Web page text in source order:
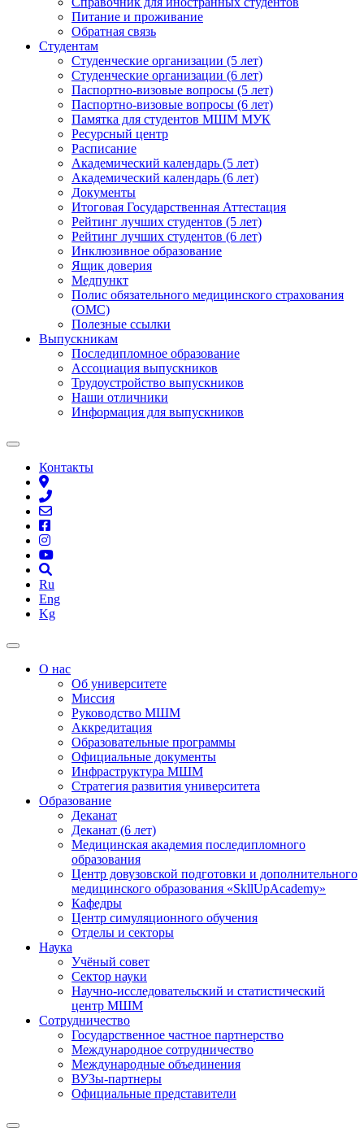
Питание и проживание
Обратная связь
Студентам
Студенческие организации (5 лет)
Студенческие организации (6 лет)
Паспортно-визовые вопросы (5 лет)
Паспортно-визовые вопросы (6 лет)
Памятка для студентов МШМ МУК
Ресурсный центр
Расписание
Академический календарь (5 лет)
Академический календарь (6 лет)
Документы
Итоговая Государственная Аттестация
Рейтинг лучших студентов (5 лет)
Рейтинг лучших студентов (6 лет)
Инклюзивное образование
Ящик доверия
Медпункт
Полис обязательного медицинского страхования
(ОМС)
Полезные ссылки
Выпускникам
Последипломное образование
Ассоциация выпускников
Трудоустройство выпускников
Наши отличники
Информация для выпускников
Контакты
Ru
Eng
Kg
О нас
Об университете
Миссия
Руководство МШМ
Аккредитация
Образовательные программы
Официальные документы
Инфраструктура МШМ
Стратегия развития университета
Образование
Деканат
Деканат (6 лет)
Медицинская академия последипломного
образования
Центр довузовской подготовки и дополнительного
медицинского образования «SkllUpAcademy»
Кафедры
Центр симуляционного обучения
Отделы и секторы
Наука
Учёный совет
Сектор науки
Научно-исследовательский и статистический
центр МШМ
Сотрудничество
Государственное частное партнерство
Международное сотрудничество
Международные объединения
ВУЗы-партнеры
Официальные представители